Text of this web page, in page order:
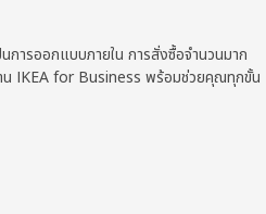
การออกแบบภายใน การสั่งซื้อจำนวนมาก
IKEA for Business พร้อมช่วยคุณทุกขั้น